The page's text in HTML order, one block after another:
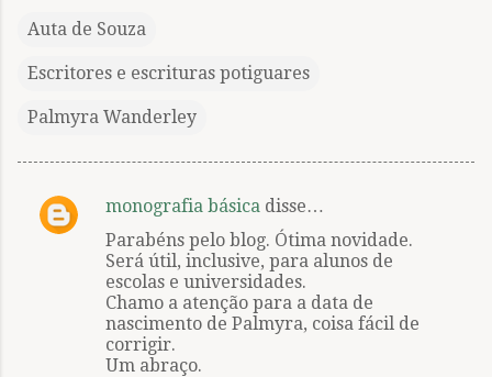
Auta de Souza
Escritores e escrituras potiguares
Palmyra Wanderley
C
monografia básica disse…
Parabéns pelo blog. Ótima novidade.
Será útil, inclusive, para alunos de
escolas e universidades.
Chamo a atenção para a data de
nascimento de Palmyra, coisa fácil de
corrigir.
Um abraço.